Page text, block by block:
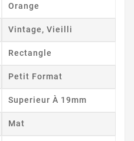
Orange
Vintage, Vieilli
Rectangle
Petit Format
Superieur À 19mm
Mat